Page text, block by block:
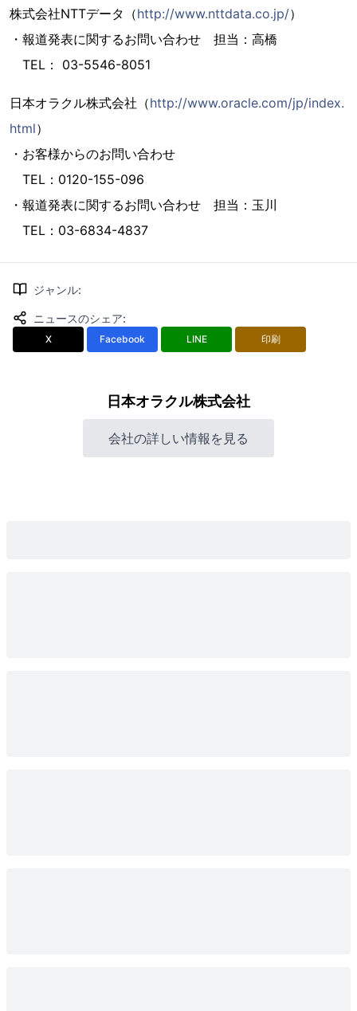
株式会社NTTデータ（http://www.nttdata.co.jp/）
・報道発表に関するお問い合わせ 担当：高橋
TEL： 03-5546-8051
日本オラクル株式会社（http://www.oracle.com/jp/index.
html）
・お客様からのお問い合わせ
TEL：0120-155-096
・報道発表に関するお問い合わせ 担当：玉川
TEL：03-6834-4837
ジャンル:
ニュースのシェア:
X Facebook LINE 印刷
日本オラクル株式会社
会社の詳しい情報を見る